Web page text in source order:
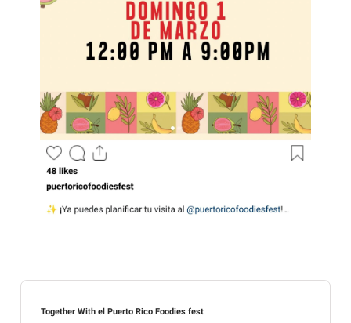
Together With el Puerto Rico Foodies fest